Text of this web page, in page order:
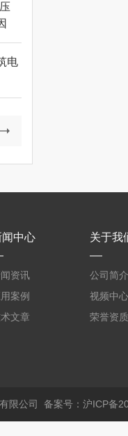
电
闻中心
资讯
案例
文章
关于我
公司简介
视频中心
荣誉资质
限公司 备案号：沪ICP备